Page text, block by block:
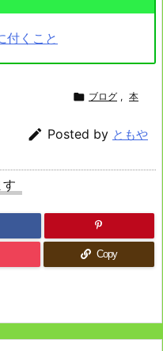
付くこと
 ブログ , 本
 Posted by ともや
Copy